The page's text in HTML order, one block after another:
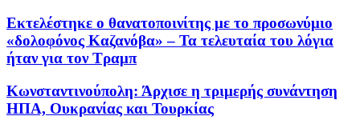
Εκτελέστηκε ο θανατοποινίτης με το προσωνύμιο
«δολοφόνος Καζανόβα» – Τα τελευταία του λόγια
ήταν για τον Τραμπ
Κωνσταντινούπολη: Άρχισε η τριμερής συνάντηση
ΗΠΑ, Ουκρανίας και Τουρκίας